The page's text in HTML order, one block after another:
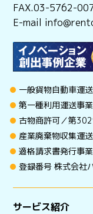
FAX.03-5762-
E-mail
一般貨物自動車運
第一種利用運送事
古物商許可／第
産業廃棄物収集運
適格請求書発行事
登録番号 株式会
サービス紹介